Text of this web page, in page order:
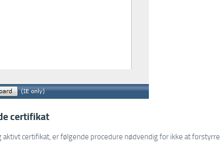
certifikat
certifikat, er følgende procedure nødvendig for ikke at forstyrre